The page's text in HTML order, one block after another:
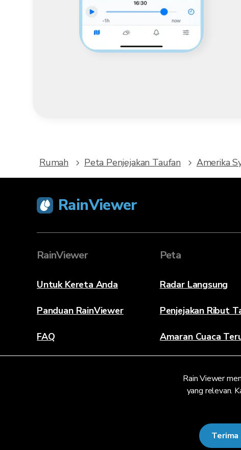
Rain Viewer
yang relevan.
Terima
Rumah Peta Penjejakan Taufan Amerika
RainViewer
RainViewer
Untuk Kereta Anda
Panduan RainViewer
FAQ
Peta
Radar Langsung
Penjejakan Ribut
Amaran Cuaca